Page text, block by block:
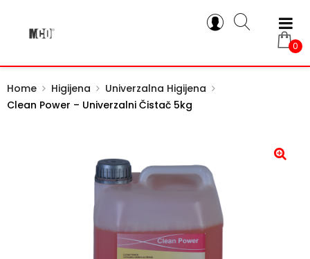
0
Home Higijena
Univerzalna Higijena
Clean Power – Univerzalni Čistač 5kg